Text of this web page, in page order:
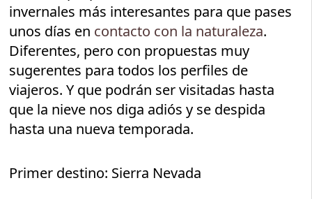
invernales más interesantes para que pases
unos días en contacto con la naturaleza.
Diferentes, pero con propuestas muy
sugerentes para todos los perfiles de
viajeros. Y que podrán ser visitadas hasta
que la nieve nos diga adiós y se despida
hasta una nueva temporada.
Primer destino: Sierra Nevada